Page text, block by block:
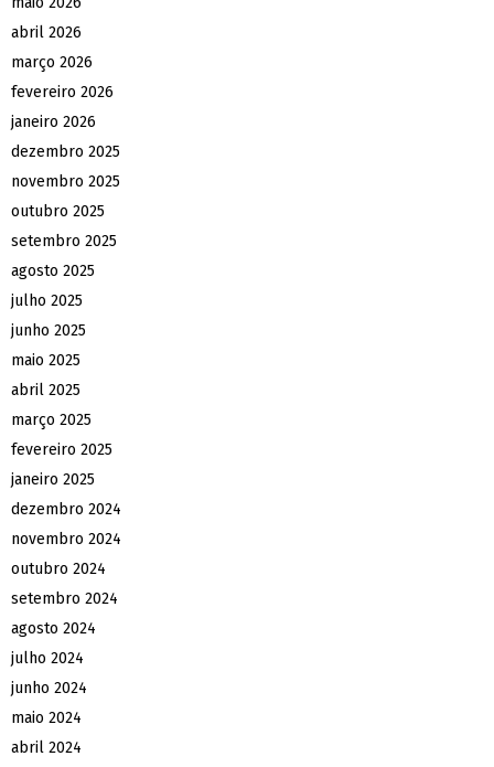
abril 2026
março 2026
fevereiro 2026
janeiro 2026
dezembro 2025
novembro 2025
outubro 2025
setembro 2025
agosto 2025
julho 2025
junho 2025
maio 2025
abril 2025
março 2025
fevereiro 2025
janeiro 2025
dezembro 2024
novembro 2024
outubro 2024
setembro 2024
agosto 2024
julho 2024
junho 2024
maio 2024
abril 2024